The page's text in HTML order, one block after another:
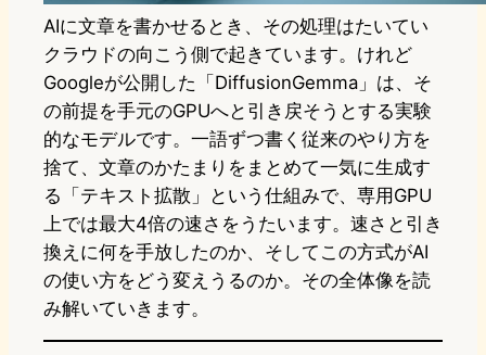
AIに文章を書かせるとき、その処理はたいてい
クラウドの向こう側で起きています。けれど
Googleが公開した「DiffusionGemma」は、そ
の前提を手元のGPUへと引き戻そうとする実験
的なモデルです。一語ずつ書く従来のやり方を
捨て、文章のかたまりをまとめて一気に生成す
る「テキスト拡散」という仕組みで、専用GPU
上では最大4倍の速さをうたいます。速さと引き
換えに何を手放したのか、そしてこの方式がAI
の使い方をどう変えうるのか。その全体像を読
み解いていきます。